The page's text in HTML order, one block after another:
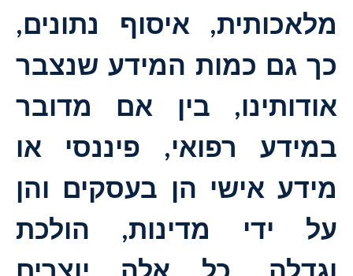
מלאכותית, איסוף נתונים,
כך גם כמות המידע שנצבר
אודותינו, בין אם מדובר
במידע רפואי, פיננסי או
מידע אישי הן בעסקים והן
על ידי מדינות, הולכת